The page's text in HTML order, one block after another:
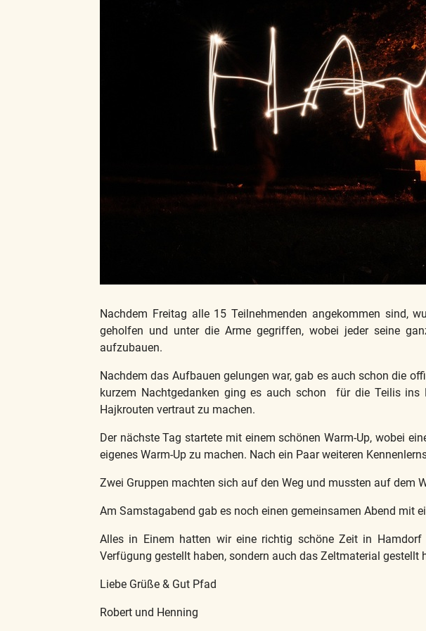
Nachdem Freitag alle 15 Teilnehmenden angekommen sind,
geholfen und unter die Arme gegriffen, wobei jeder seine
aufzubauen.
Nachdem das Aufbauen gelungen war, gab es auch schon die
kurzem Nachtgedanken ging es auch schon für die Teilis
Hajkrouten vertraut zu machen.
Der nächste Tag startete mit einem schönen Warm-Up, wobei
eigenes Warm-Up zu machen. Nach ein Paar weiteren
Zwei Gruppen machten sich auf den Weg und mussten auf dem
Am Samstagabend gab es noch einen gemeinsamen Abend mit
Alles in Einem hatten wir eine richtig schöne Zeit in
Verfügung gestellt haben, sondern auch das Zeltmaterial gestellt
Liebe Grüße & Gut Pfad
Robert und Henning